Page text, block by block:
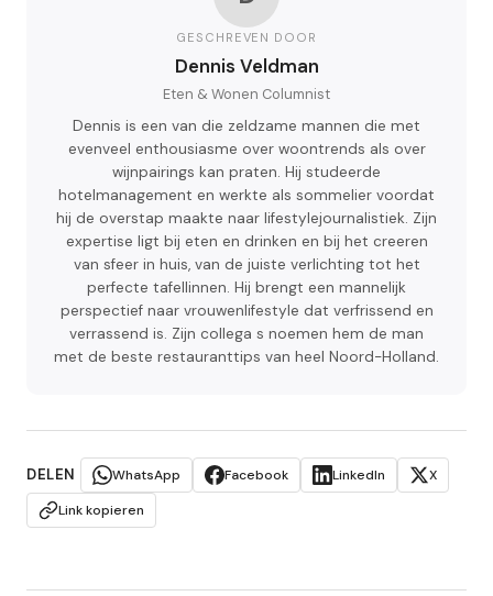
GESCHREVEN DOOR
Dennis Veldman
Eten & Wonen Columnist
Dennis is een van die zeldzame mannen die met
evenveel enthousiasme over woontrends als over
wijnpairings kan praten. Hij studeerde
hotelmanagement en werkte als sommelier voordat
hij de overstap maakte naar lifestylejournalistiek. Zijn
expertise ligt bij eten en drinken en bij het creeren
van sfeer in huis, van de juiste verlichting tot het
perfecte tafellinnen. Hij brengt een mannelijk
perspectief naar vrouwenlifestyle dat verfrissend en
verrassend is. Zijn collega s noemen hem de man
met de beste restauranttips van heel Noord-Holland.
DELEN WhatsApp Facebook LinkedIn
X
Link kopieren